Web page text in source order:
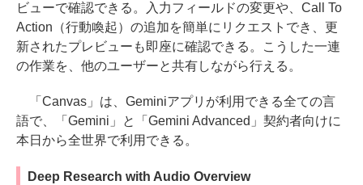
ビューで確認できる。入力フィールドの変更や、Call To
Action（行動喚起）の追加を簡単にリクエストでき、更
新されたプレビューも即座に確認できる。こうした一連
の作業を、他のユーザーと共有しながら行える。
「Canvas」は、Geminiアプリが利用できる全ての言
語で、「Gemini」と「Gemini Advanced」契約者向けに
本日から全世界で利用できる。
Deep Research with Audio Overview